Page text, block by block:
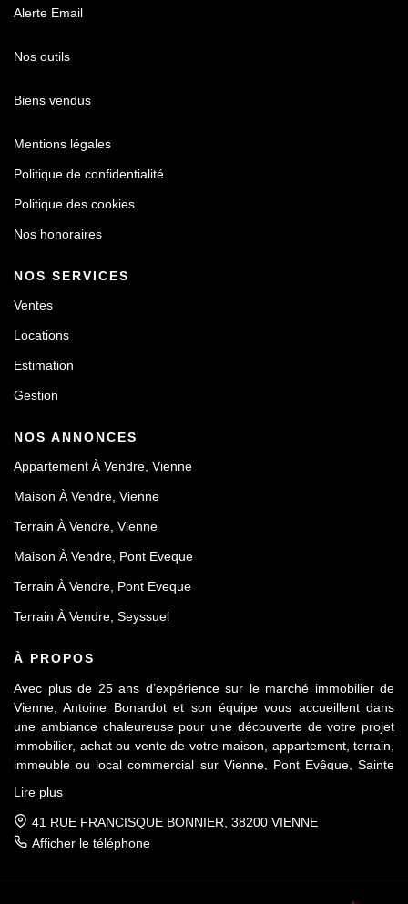
Alerte Email
Nos outils
Biens vendus
Mentions légales
Politique de confidentialité
Politique des cookies
Nos honoraires
NOS SERVICES
Ventes
Locations
Estimation
Gestion
NOS ANNONCES
Appartement À Vendre, Vienne
Maison À Vendre, Vienne
Terrain À Vendre, Vienne
Maison À Vendre, Pont Eveque
Terrain À Vendre, Pont Eveque
Terrain À Vendre, Seyssuel
À PROPOS
Avec plus de 25 ans d’expérience sur le marché immobilier de
Vienne, Antoine Bonardot et son équipe vous accueillent dans
une ambiance chaleureuse pour une découverte de votre projet
immobilier, achat ou vente de votre maison, appartement, terrain,
immeuble ou local commercial sur Vienne, Pont Evêque, Sainte
respect déontologique de notre profession, notre équipe vous
accompagne de A à Z, dans la confiance mutuelle, pour une
parfaite réussite de votre projet.
Lire plus
41 RUE FRANCISQUE BONNIER, 38200 VIENNE
Afficher le téléphone